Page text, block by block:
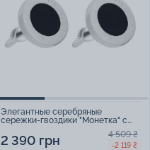
Элегантные серебряные
сережки-гвоздики "Монетка" с
2 390 грн 4 509 ₴
-2 119 ₴